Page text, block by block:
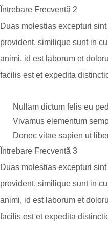
Întrebare Frecventă 2
Duas molestias excepturi
provident, similique sunt in
animi, id est laborum et
facilis est et expedita
Nullam dictum felis eu
Vivamus elementum
Donec vitae sapien ut
Întrebare Frecventă 3
Duas molestias excepturi
provident, similique sunt in
animi, id est laborum et
facilis est et expedita